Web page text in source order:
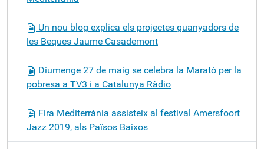
Un nou blog explica els projectes guanyadors de
les Beques Jaume Casademont
Diumenge 27 de maig se celebra la Marató per la
pobresa a TV3 i a Catalunya Ràdio
Fira Mediterrània assisteix al festival Amersfoort
Jazz 2019, als Països Baixos